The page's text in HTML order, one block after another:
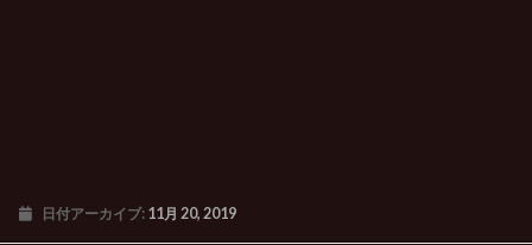
日付アーカイブ: 11月 20, 2019